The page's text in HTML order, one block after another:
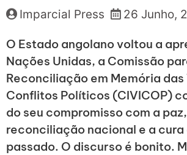
Imparcial Press 26 Junho,
O Estado angolano voltou a
Nações Unidas, a Comissão
Reconciliação em Memória
Conflitos Políticos (CIVICOP)
do seu compromisso com a
reconciliação nacional e a
passado. O discurso é bonito.